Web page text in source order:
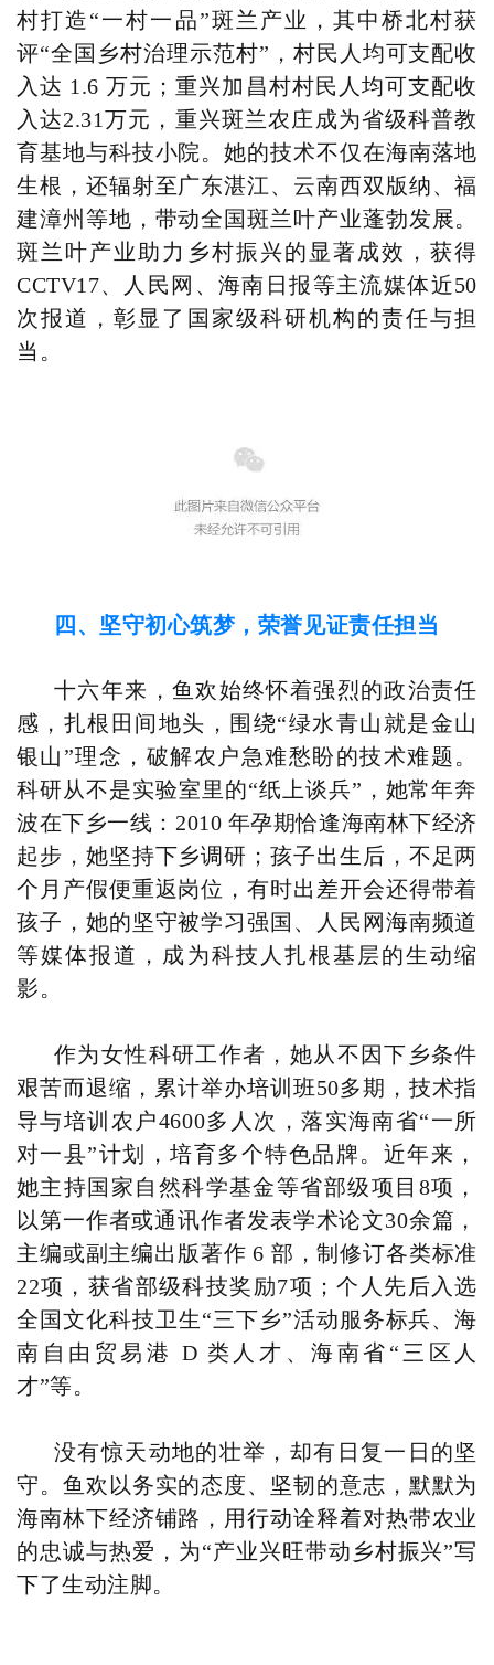
村打造“一村一品”斑兰产业，其中桥北村获
评“全国乡村治理示范村”，村民人均可支配收
入达 1.6 万元；重兴加昌村村民人均可支配收
入达2.31万元，重兴斑兰农庄成为省级科普教
育基地与科技小院。她的技术不仅在海南落地
生根，还辐射至广东湛江、云南西双版纳、福
建漳州等地，带动全国斑兰叶产业蓬勃发展。
斑兰叶产业助力乡村振兴的显著成效，获得
CCTV17、人民网、海南日报等主流媒体近50
次报道，彰显了国家级科研机构的责任与担
当。
四、坚守初心筑梦，荣誉见证责任担当
十六年来，鱼欢始终怀着强烈的政治责任
感，扎根田间地头，围绕“绿水青山就是金山
银山”理念，破解农户急难愁盼的技术难题。
科研从不是实验室里的“纸上谈兵”，她常年奔
波在下乡一线：2010 年孕期恰逢海南林下经济
起步，她坚持下乡调研；孩子出生后，不足两
个月产假便重返岗位，有时出差开会还得带着
孩子，她的坚守被学习强国、人民网海南频道
等媒体报道，成为科技人扎根基层的生动缩
影。
作为女性科研工作者，她从不因下乡条件
艰苦而退缩，累计举办培训班50多期，技术指
导与培训农户4600多人次，落实海南省“一所
对一县”计划，培育多个特色品牌。近年来，
她主持国家自然科学基金等省部级项目8项，
以第一作者或通讯作者发表学术论文30余篇，
主编或副主编出版著作 6 部，制修订各类标准
22项，获省部级科技奖励7项；个人先后入选
全国文化科技卫生“三下乡”活动服务标兵、海
南自由贸易港 D 类人才、海南省“三区人
才”等。
没有惊天动地的壮举，却有日复一日的坚
守。鱼欢以务实的态度、坚韧的意志，默默为
海南林下经济铺路，用行动诠释着对热带农业
的忠诚与热爱，为“产业兴旺带动乡村振兴”写
下了生动注脚。